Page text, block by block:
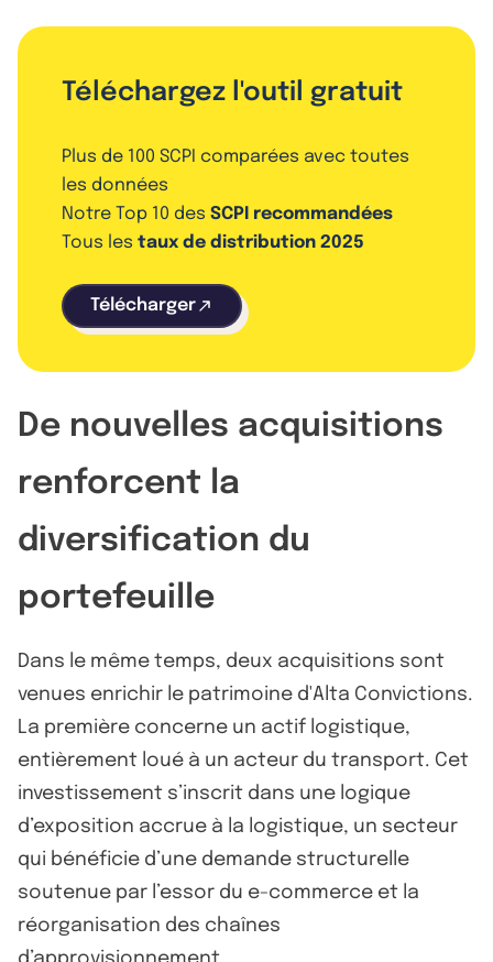
Téléchargez l'outil gratuit
Plus de 100 SCPI comparées avec toutes
les données
Notre Top 10 des SCPI recommandées
Tous les taux de distribution 2025
Télécharger
De nouvelles acquisitions
renforcent la
diversification du
portefeuille
Dans le même temps, deux acquisitions sont
venues enrichir le patrimoine d'Alta Convictions.
La première concerne un actif logistique,
entièrement loué à un acteur du transport. Cet
investissement s’inscrit dans une logique
d’exposition accrue à la logistique, un secteur
qui bénéficie d’une demande structurelle
soutenue par l’essor du e-commerce et la
réorganisation des chaînes